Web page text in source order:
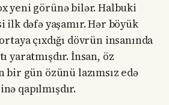
yeni görünə bilər. Halbuki
ilk dəfə yaşamır. Hər böyük
çıxdığı dövrün insanında
yaratmışdır. İnsan, öz
bir gün özünü lazımsız edə
qapılmışdır.